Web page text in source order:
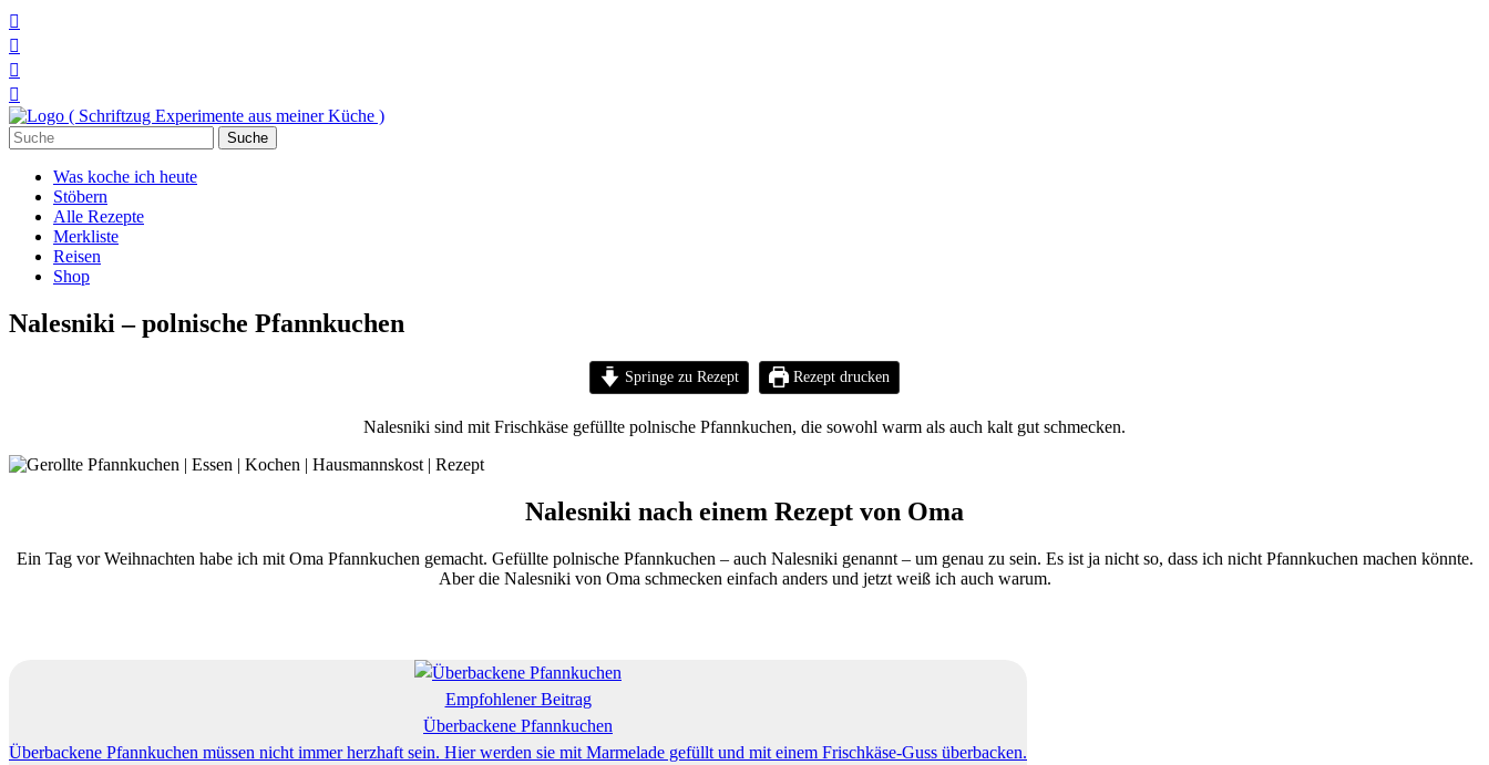




Suchen
nach:
Was koche ich heute
Stöbern
Alle Rezepte
Merkliste
Reisen
Shop
Nalesniki – polnische Pfannkuchen
Springe zu Rezept Rezept drucken
Nalesniki sind mit Frischkäse gefüllte polnische Pfannkuchen, die sowohl warm als auch kalt gut schmecken.
Nalesniki nach einem Rezept von Oma
Ein Tag vor Weihnachten habe ich mit Oma Pfannkuchen gemacht. Gefüllte polnische Pfannkuchen – auch Nalesniki genannt – um genau zu sein. Es ist ja nicht so, dass ich nicht Pfannkuchen machen könnte.
Aber die Nalesniki von Oma schmecken einfach anders und jetzt weiß ich auch warum.
Empfohlener Beitrag
Überbackene Pfannkuchen
Überbackene Pfannkuchen müssen nicht immer herzhaft sein. Hier werden sie mit Marmelade gefüllt und mit einem Frischkäse-Guss überbacken.